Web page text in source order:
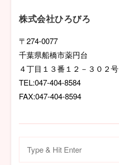
シ
ョ
ン
株式会社ひろびろ
〒274-0077
千葉県船橋市薬円台
４丁目１３番１２－３０２号
TEL:047-404-8584
FAX:047-404-8594